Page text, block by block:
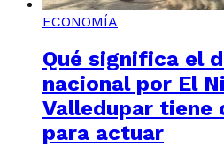
ECONOMÍA
Qué significa el
nacional por El
Valledupar tiene
para actuar